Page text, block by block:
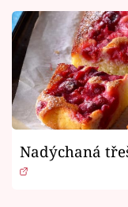
Nadýchaná